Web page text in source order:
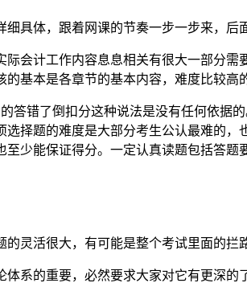
具体，跟着网课的节奏一步一步来，后
会计工作内容息息相关有很大一部分
基本是各章节的基本内容，难度比较高
答错了倒扣分这种说法是没有任何依据
择题的难度是大部分考生公认最难的
少能保证得分。一定认真读题包括答题
灵活很大，有可能是整个考试里面的拦
系的重要，必然要求大家对它有更深